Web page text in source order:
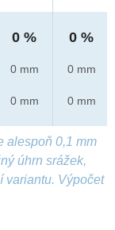
0 %
0 mm
0 mm
0 %
0 mm
0 mm
alespoň 0,1 mm
úhrn srážek,
variantu. Výpočet